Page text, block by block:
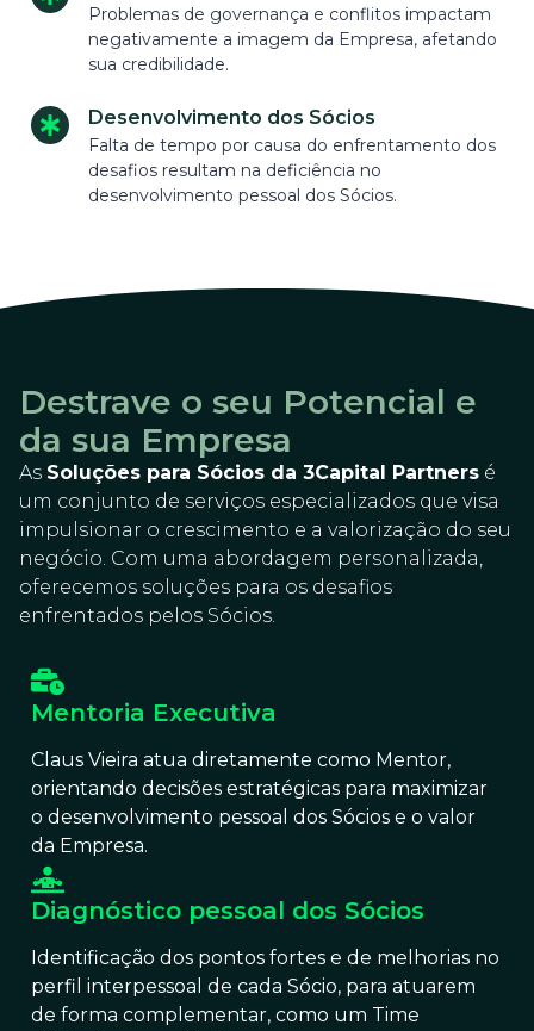
Problemas de governança e conflitos impactam
negativamente a imagem da Empresa, afetando
sua credibilidade.
Desenvolvimento dos Sócios
Falta de tempo por causa do enfrentamento dos
desafios resultam na deficiência no
desenvolvimento pessoal dos Sócios.
Destrave o seu Potencial e
da sua Empresa
As Soluções para Sócios da 3Capital Partners é
um conjunto de serviços especializados que visa
impulsionar o crescimento e a valorização do seu
negócio. Com uma abordagem personalizada,
oferecemos soluções para os desafios
enfrentados pelos Sócios.
Mentoria Executiva
Claus Vieira atua diretamente como Mentor,
orientando decisões estratégicas para maximizar
o desenvolvimento pessoal dos Sócios e o valor
da Empresa.
Diagnóstico pessoal dos Sócios
Identificação dos pontos fortes e de melhorias no
perfil interpessoal de cada Sócio, para atuarem
de forma complementar, como um Time